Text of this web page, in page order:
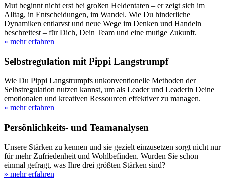
Mut beginnt nicht erst bei großen Heldentaten – er zeigt sich im
Alltag, in Entscheidungen, im Wandel. Wie Du hinderliche
Dynamiken entlarvst und neue Wege im Denken und Handeln
beschreitest – für Dich, Dein Team und eine mutige Zukunft.
» mehr erfahren
Selbstregulation mit Pippi Langstrumpf
Wie Du Pippi Langstrumpfs unkonventionelle Methoden der
Selbstregulation nutzen kannst, um als Leader und Leaderin Deine
emotionalen und kreativen Ressourcen effektiver zu managen.
» mehr erfahren
Persönlichkeits- und Teamanalysen
Unsere Stärken zu kennen und sie gezielt einzusetzen sorgt nicht nur
für mehr Zufriedenheit und Wohlbefinden. Wurden Sie schon
einmal gefragt, was Ihre drei größten Stärken sind?
» mehr erfahren